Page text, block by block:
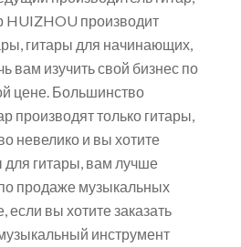
HUIZHOU производит
гитары для начинающих,
вам изучить свой бизнес по
цене. Большинство
производят только гитары,
невелико и вы хотите
для гитары, вам лучше
продаже музыкальных
если вы хотите заказать
инструмент